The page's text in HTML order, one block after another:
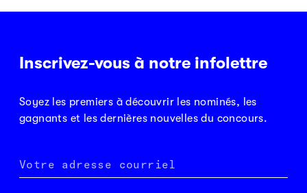
Inscrivez-vous à notre infolettre
Soyez les premiers à découvrir les nominés, les
gagnants et les dernières nouvelles du concours.
Votre adresse courriel